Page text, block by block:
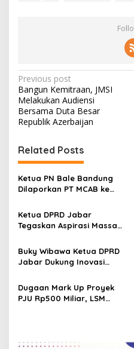
P
o
s
t
n
a
v
i
g
a
t
i
o
n
Previous post
Bangun Kemitraan, JMSI
Melakukan Audiensi
Bersama Duta Besar
Republik Azerbaijan
Related Posts
Ketua PN Bale Bandung
Dilaporkan PT MCAB ke
Bawas Mahkamah Agung
Ketua DPRD Jabar
Tegaskan Aspirasi Massa
DPR RI, Ajak Masyarakat
Jaga Kondusivitas
Buky Wibawa Ketua DPRD
Jabar Dukung Inovasi
Ternak Jadi Energi Bersih
Dugaan Mark Up Proyek
PJU Rp500 Miliar, LSM